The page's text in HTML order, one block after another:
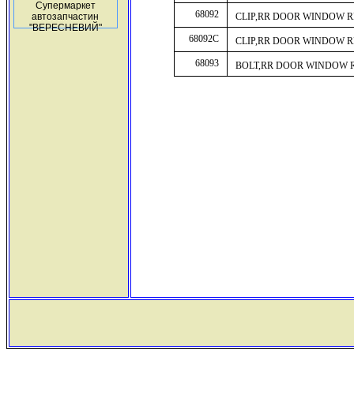
Супермаркет
автозапчастин
"ВЕРЕСНЕВИЙ"
68092
CLIP,RR DOOR WINDOW
68092C
CLIP,RR DOOR WINDOW
68093
BOLT,RR DOOR WINDOW